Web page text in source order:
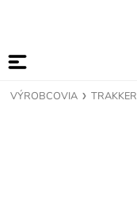
VÝROBCOVIA TRAKKER